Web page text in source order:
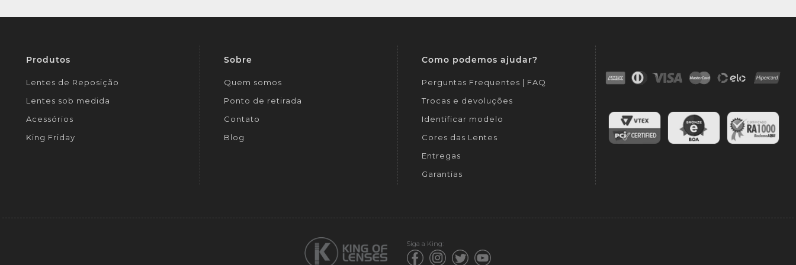
Produtos
Lentes de Reposição
Lentes sob medida
Acessórios
King Friday
Sobre
Quem somos
Ponto de retirada
Contato
Blog
Como podemos ajudar?
Perguntas Frequentes | FAQ
Trocas e devoluções
Identificar modelo
Cores das Lentes
Entregas
Garantias
Siga a King: